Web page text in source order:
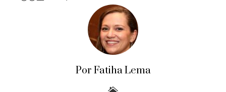
Por Fatiha Lema